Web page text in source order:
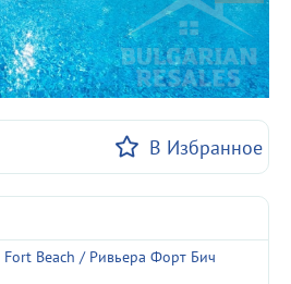
В Избранное
Fort Beach / Ривьера Форт Бич